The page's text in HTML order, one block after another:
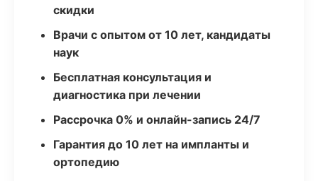
скидки
Врачи с опытом от 10 лет, кандидаты
наук
Бесплатная консультация и
диагностика при лечении
Рассрочка 0% и онлайн-запись 24/7
Гарантия до 10 лет на импланты и
ортопедию